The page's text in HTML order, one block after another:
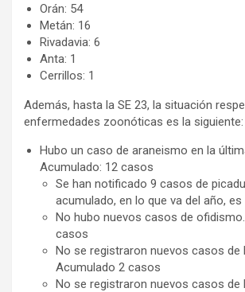
Orán: 54
Metán: 16
Rivadavia: 6
Anta: 1
Cerrillos: 1
Además, hasta la SE 23, la situación
enfermedades zoonóticas es la siguiente:
Hubo un caso de araneismo en la
Acumulado: 12 casos
Se han notificado 9 casos de
acumulado, en lo que va del año,
No hubo nuevos casos de
casos
No se registraron nuevos casos de
Acumulado 2 casos
No se registraron nuevos casos de